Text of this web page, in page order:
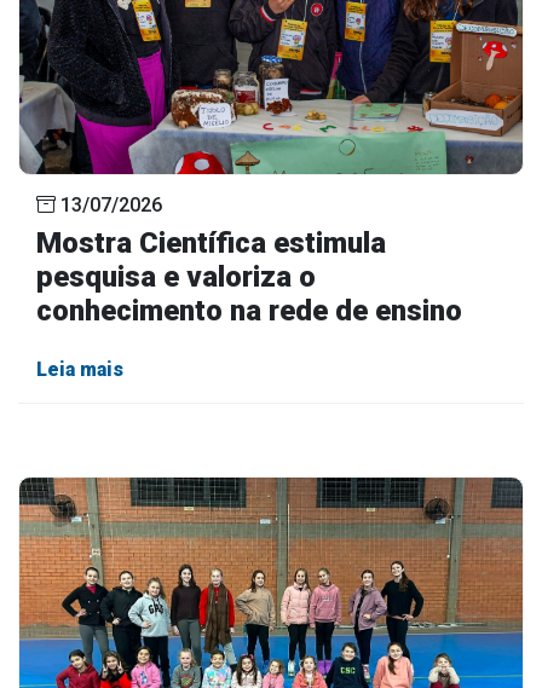
13/07/2026
Mostra Científica estimula
pesquisa e valoriza o
conhecimento na rede de ensino
Leia mais